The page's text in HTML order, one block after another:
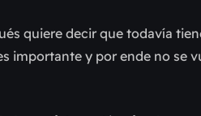
quiere decir que todavía
importante y por ende no se